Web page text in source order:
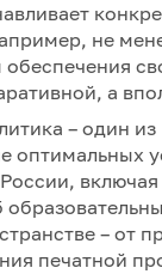
не
а
– один
оптимальных
– от
печатной